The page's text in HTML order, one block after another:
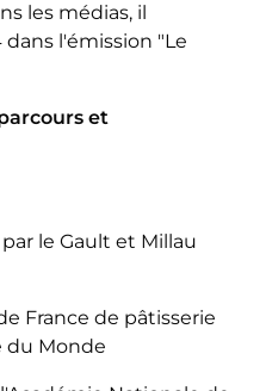
les médias, il
dans l'émission "Le
et
le Gault et Millau
France de pâtisserie
du Monde